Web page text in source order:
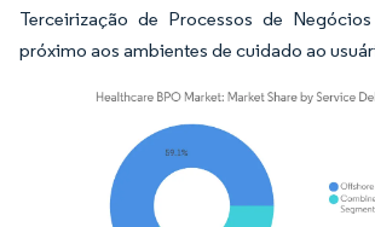
Terceirização de Processos de
próximo aos ambientes de cuidado ao